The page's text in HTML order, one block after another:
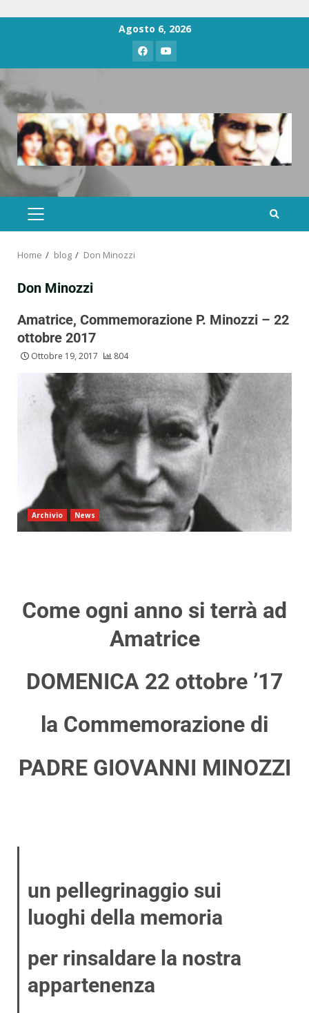
Agosto 6, 2026
Home blog Don Minozzi
Don Minozzi
Amatrice, Commemorazione P. Minozzi – 22
ottobre 2017
Ottobre 19, 2017 804
Archivio News
Come ogni anno si terrà ad
Amatrice
DOMENICA 22 ottobre ’17
la Commemorazione di
PADRE GIOVANNI MINOZZI
un pellegrinaggio sui
luoghi della memoria
per rinsaldare la nostra
appartenenza